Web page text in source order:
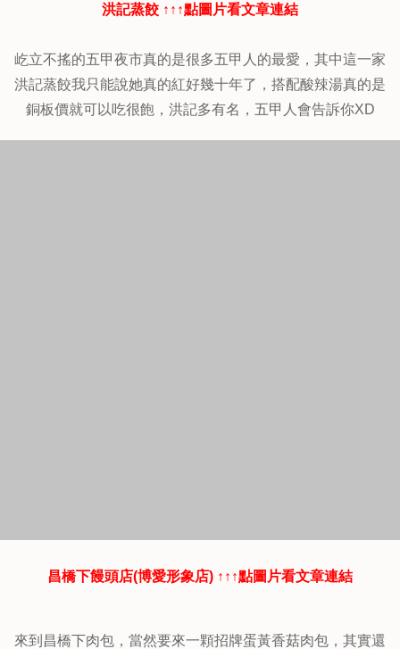
洪記蒸餃 ↑↑↑點圖片看文章連結
屹立不搖的五甲夜市真的是很多五甲人的最愛，其中這一家
洪記蒸餃我只能說她真的紅好幾十年了，搭配酸辣湯真的是
銅板價就可以吃很飽，洪記多有名，五甲人會告訴你XD
昌橋下饅頭店(博愛形象店) ↑↑↑點圖片看文章連結
來到昌橋下肉包，當然要來一顆招牌蛋黃香菇肉包，其實還